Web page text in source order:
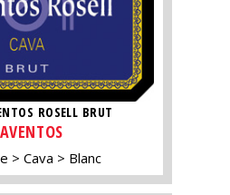
ROSELL BRUT
Cava Blanc